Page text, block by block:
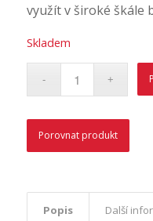
využít v široké škále
Skladem
Porovnat produkt
Popis Další